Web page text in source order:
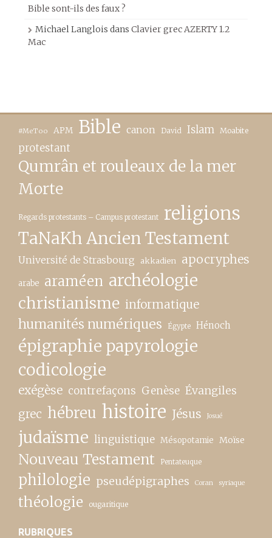
Bible sont-ils des faux ?
Michael Langlois dans Clavier grec AZERTY 1.2
Mac
#MeToo APM Bible canon David Islam Moabite
protestant
Qumrân et rouleaux de la mer
Morte
Regards protestants – Campus protestant religions
TaNaKh Ancien Testament
Université de Strasbourg akkadien apocryphes
arabe araméen archéologie
christianisme informatique
humanités numériques Égypte Hénoch
épigraphie papyrologie
codicologie
exégèse contrefaçons Genèse Évangiles
grec hébreu histoire Jésus Josué
judaïsme linguistique Mésopotamie Moïse
Nouveau Testament Pentateuque
philologie pseudépigraphes Coran syriaque
théologie ougaritique
RUBRIQUES